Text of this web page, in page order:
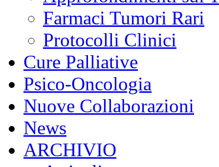
Farmaci Tumori Rari
Protocolli Clinici
Cure Palliative
Psico-Oncologia
Nuove Collaborazioni
News
ARCHIVIO